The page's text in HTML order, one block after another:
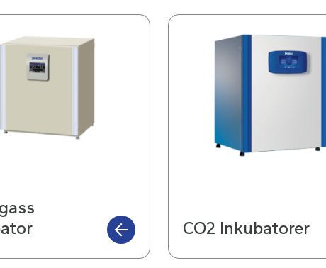
CO2 Inkubatorer